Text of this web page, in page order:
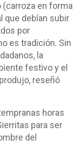
(carroza en forma
que debían subir
por
es tradición. Sin
la
festivo y el
reseñó
horas
para ser
del